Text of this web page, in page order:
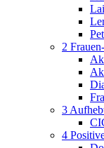
2
3
4